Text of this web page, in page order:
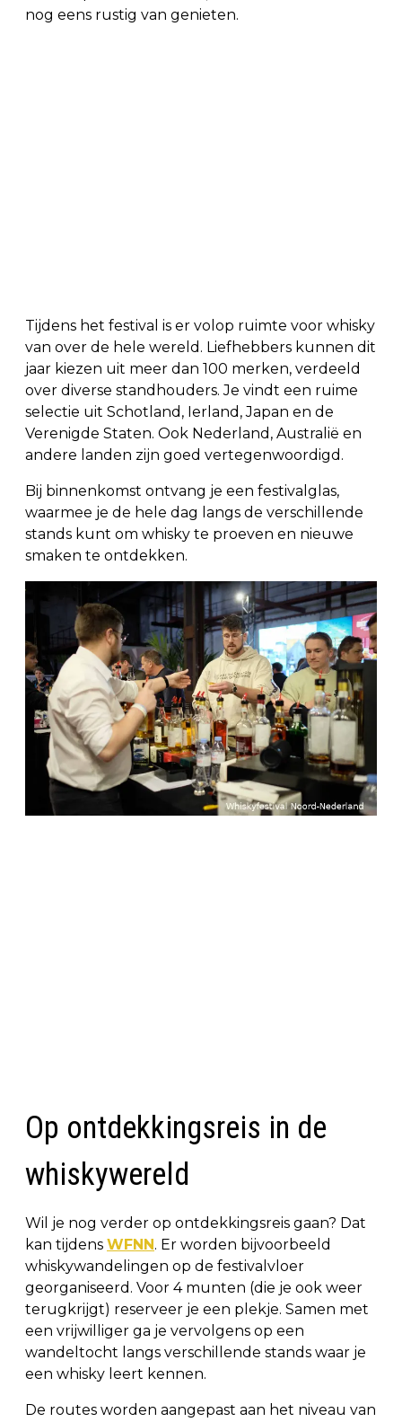
nog eens rustig van genieten.
Tijdens het festival is er volop ruimte voor whisky
van over de hele wereld. Liefhebbers kunnen dit
jaar kiezen uit meer dan 100 merken, verdeeld
over diverse standhouders. Je vindt een ruime
selectie uit Schotland, Ierland, Japan en de
Verenigde Staten. Ook Nederland, Australië en
andere landen zijn goed vertegenwoordigd.
Bij binnenkomst ontvang je een festivalglas,
waarmee je de hele dag langs de verschillende
stands kunt om whisky te proeven en nieuwe
smaken te ontdekken.
Op ontdekkingsreis in de
whiskywereld
Wil je nog verder op ontdekkingsreis gaan? Dat
kan tijdens WFNN. Er worden bijvoorbeeld
whiskywandelingen op de festivalvloer
georganiseerd. Voor 4 munten (die je ook weer
terugkrijgt) reserveer je een plekje. Samen met
een vrijwilliger ga je vervolgens op een
wandeltocht langs verschillende stands waar je
een whisky leert kennen.
De routes worden aangepast aan het niveau van